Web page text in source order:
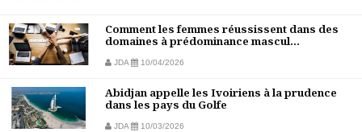
Comment les femmes réussissent dans des
domaines à prédominance mascul...
JDA 10/04/2026
Abidjan appelle les Ivoiriens à la prudence
dans les pays du Golfe
JDA 10/03/2026